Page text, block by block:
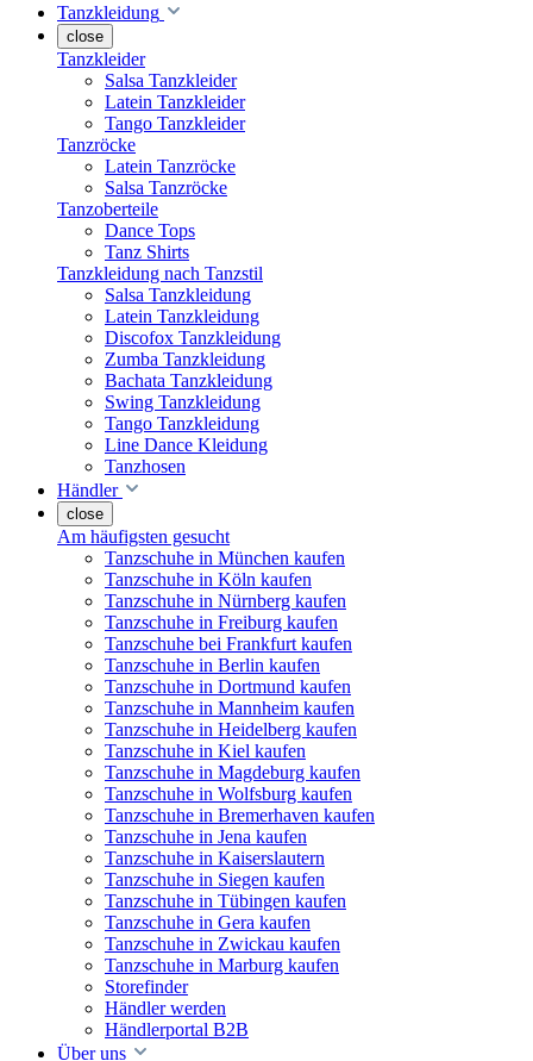
Tanzkleidung
close
Tanzkleider
Salsa Tanzkleider
Latein Tanzkleider
Tango Tanzkleider
Tanzröcke
Latein Tanzröcke
Salsa Tanzröcke
Tanzoberteile
Dance Tops
Tanz Shirts
Tanzkleidung nach Tanzstil
Salsa Tanzkleidung
Latein Tanzkleidung
Discofox Tanzkleidung
Zumba Tanzkleidung
Bachata Tanzkleidung
Swing Tanzkleidung
Tango Tanzkleidung
Line Dance Kleidung
Tanzhosen
Händler
close
Am häufigsten gesucht
Tanzschuhe in München kaufen
Tanzschuhe in Köln kaufen
Tanzschuhe in Nürnberg kaufen
Tanzschuhe in Freiburg kaufen
Tanzschuhe bei Frankfurt kaufen
Tanzschuhe in Berlin kaufen
Tanzschuhe in Dortmund kaufen
Tanzschuhe in Mannheim kaufen
Tanzschuhe in Heidelberg kaufen
Tanzschuhe in Kiel kaufen
Tanzschuhe in Magdeburg kaufen
Tanzschuhe in Wolfsburg kaufen
Tanzschuhe in Bremerhaven kaufen
Tanzschuhe in Jena kaufen
Tanzschuhe in Kaiserslautern
Tanzschuhe in Siegen kaufen
Tanzschuhe in Tübingen kaufen
Tanzschuhe in Gera kaufen
Tanzschuhe in Zwickau kaufen
Tanzschuhe in Marburg kaufen
Storefinder
Händler werden
Händlerportal B2B
Über uns